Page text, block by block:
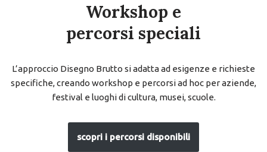
Workshop e
percorsi speciali
L’approccio Disegno Brutto si adatta ad esigenze e richieste
specifiche, creando workshop e percorsi ad hoc per aziende,
festival e luoghi di cultura, musei, scuole.
scopri i percorsi disponibili